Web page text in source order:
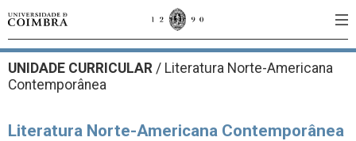
UNIDADE CURRICULAR / Literatura Norte-Americana
Contemporânea
Literatura Norte-Americana Contemporânea